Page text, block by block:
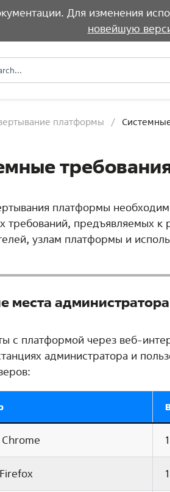
Для изменения
новейшую
платформы
платформы
требований, предъявляемых к
узлам платформы и
места
с платформой через веб-
администратора и